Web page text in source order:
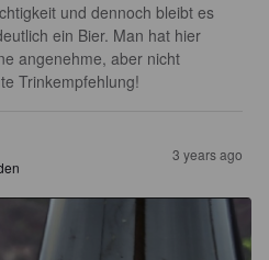
und dennoch bleibt es
ein Bier. Man hat hier
angenehme, aber nicht
Trinkempfehlung!
3 years ago